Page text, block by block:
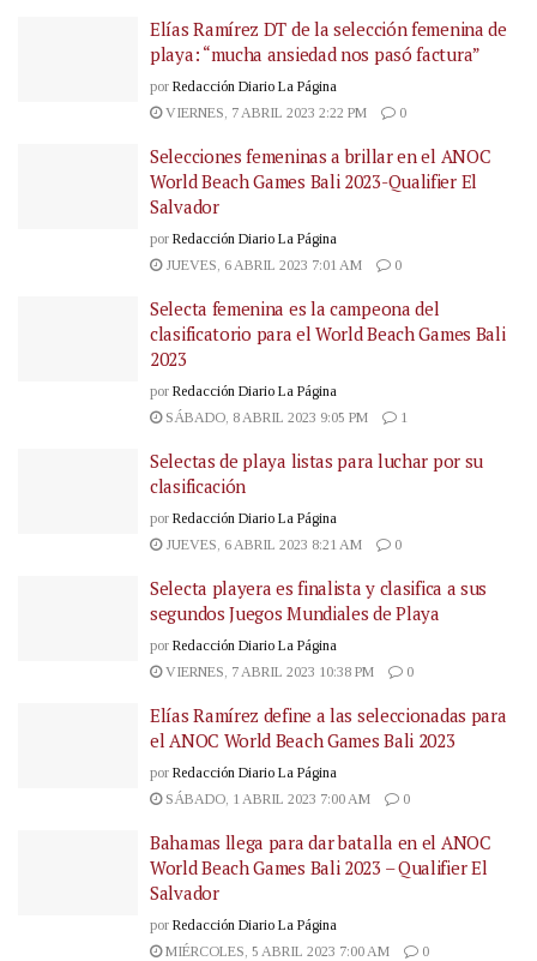
Elías Ramírez DT de la selección femenina de
playa: “mucha ansiedad nos pasó factura”
por Redacción Diario La Página
VIERNES, 7 ABRIL 2023 2:22 PM
0
Selecciones femeninas a brillar en el ANOC
World Beach Games Bali 2023-Qualifier El
Salvador
por Redacción Diario La Página
JUEVES, 6 ABRIL 2023 7:01 AM
0
Selecta femenina es la campeona del
clasificatorio para el World Beach Games Bali
2023
por Redacción Diario La Página
SÁBADO, 8 ABRIL 2023 9:05 PM
1
Selectas de playa listas para luchar por su
clasificación
por Redacción Diario La Página
JUEVES, 6 ABRIL 2023 8:21 AM
0
Selecta playera es finalista y clasifica a sus
segundos Juegos Mundiales de Playa
por Redacción Diario La Página
VIERNES, 7 ABRIL 2023 10:38 PM
0
Elías Ramírez define a las seleccionadas para
el ANOC World Beach Games Bali 2023
por Redacción Diario La Página
SÁBADO, 1 ABRIL 2023 7:00 AM
0
Bahamas llega para dar batalla en el ANOC
World Beach Games Bali 2023 – Qualifier El
Salvador
por Redacción Diario La Página
MIÉRCOLES, 5 ABRIL 2023 7:00 AM
0